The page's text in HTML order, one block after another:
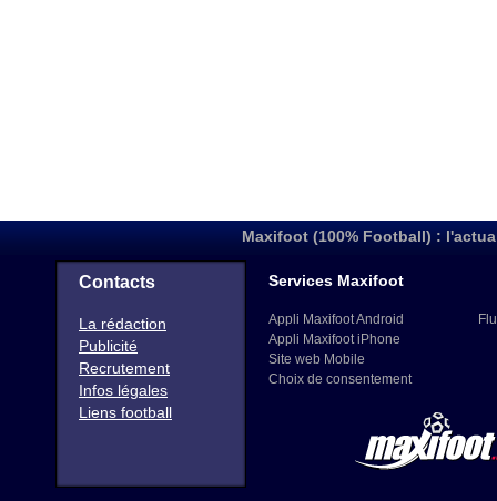
Maxifoot (100% Football) :
Contacts
La rédaction
Publicité
Recrutement
Infos légales
Liens football
Services Maxifoot
Appli Maxifoot Android
Appli Maxifoot iPhone
Site web Mobile
Choix de consentement